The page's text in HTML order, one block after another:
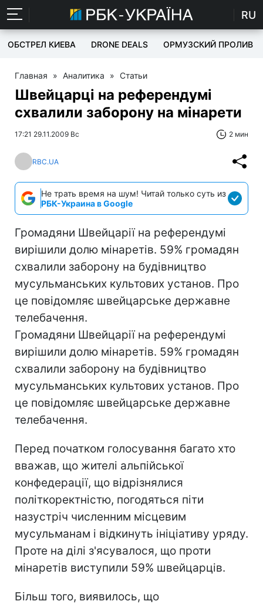
RU
ОБСТРЕЛ КИЕВА DRONE DEALS ОРМУЗСКИЙ ПРОЛИВ
Главная » Аналитика » Статьи
Швейцарці на референдумі
схвалили заборону на мінарети
17:21 29.11.2009 Вс 2 мин
RBC.UA
Не трать время на шум! Читай только суть из
РБК-Украина в Google
Громадяни Швейцарії на референдумі
вирішили долю мінаретів. 59% громадян
схвалили заборону на будівництво
мусульманських культових установ. Про
це повідомляє швейцарське державне
телебачення.
Громадяни Швейцарії на референдумі
вирішили долю мінаретів. 59% громадян
схвалили заборону на будівництво
мусульманських культових установ. Про
це повідомляє швейцарське державне
телебачення.
Перед початком голосування багато хто
вважав, що жителі альпійської
конфедерації, що відрізнялися
політкоректністю, погодяться піти
назустріч численним місцевим
мусульманам і відкинуть ініціативу уряду.
Проте на ділі з'ясувалося, що проти
мінаретів виступили 59% швейцарців.
Більш того, виявилось, що